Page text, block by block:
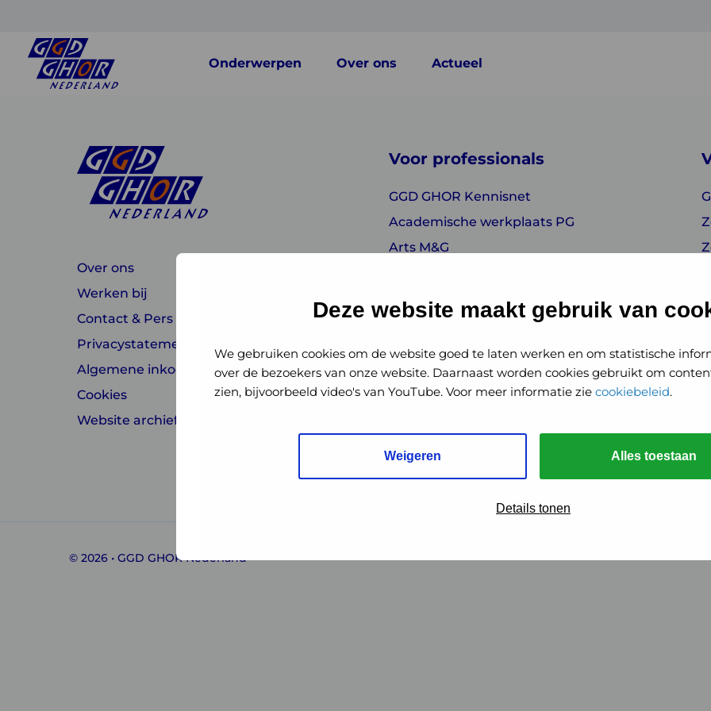
Deze website maakt gebruik van
We gebruiken cookies om de website goed te laten werken en om statistische
over de bezoekers van onze website. Daarnaast worden cookies gebruikt om
zien, bijvoorbeeld video's van YouTube. Voor meer informatie zie cookiebeleid.
Weigeren Alles toestaan
Details tonen
Onderwerpen Over ons Actueel
Over ons
Werken bij
Contact & Pers
Privacystatements
Algemene inkoopvoorwaarden
Cookies
Website archief
GHOR
GHOR
Voor professionals
GGD GHOR Kennisnet
Academische werkplaats PG
Arts M&G
© 2026 • GGD GHOR Nederland